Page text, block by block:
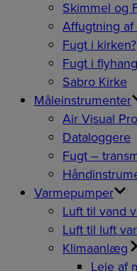
Skimmel og
Affugtning af
Fugt i kirken?
Fugt i
Sabro Kirke
Måleinstrumenter
Air Visual Pro
Dataloggere
Fugt –
Varmepumper
Luft til vand
Luft til luft
Klimaanlæg
Leje af